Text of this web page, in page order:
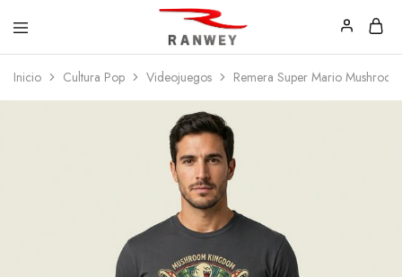
Ranwey
|
Tu
Tu
Estilo,
Tu
Inicio Cultura Pop Videojuegos Remera Super Mario